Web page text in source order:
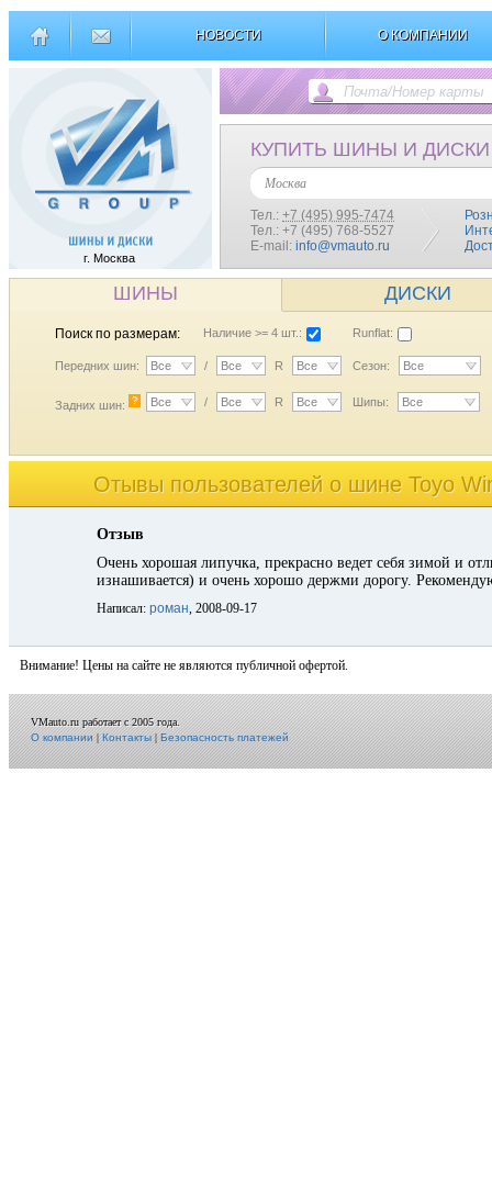
НОВОСТИ О КОМПАНИИ
г. Москва
КУПИТЬ ШИНЫ И ДИСКИ
Москва
Тел.: +7 (495) 995-7474
Тел.: +7 (495) 768-5527
E-mail: info@vmauto.ru
ШИНЫ ДИСКИ
Поиск по размерам: Наличие >= 4 шт.: Runflat:
Передних шин: Все / Все R Все Сезон: Все
Задних шин: ? Все / Все R Все Шипы: Все
Отывы пользователей o шине Toyo
Отзыв
Очень хорошая липучка, прекрасно ведет себя зимой и
изнашивается) и очень хорошо держми дорогу.
Написал: роман, 2008-09-17
Внимание! Цены на сайте не являются публичной офертой.
VMauto.ru работает с 2005 года.
О компании|Контакты|Безопасность платежей